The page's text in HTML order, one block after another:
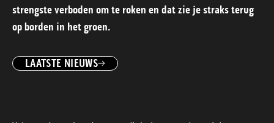
strengste verboden om te roken en dat zie je straks terug
op borden in het groen.
LAATSTE NIEUWS